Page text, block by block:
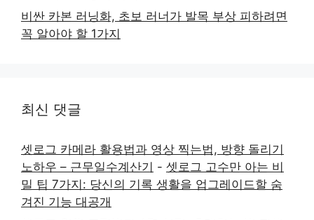
비싼 카본 러닝화, 초보 러너가 발목 부상 피하려면
꼭 알아야 할 1가지
최신 댓글
셋로그 카메라 활용법과 영상 찍는법, 방향 돌리기
노하우 – 근무일수계산기 - 셋로그 고수만 아는 비
밀 팁 7가지: 당신의 기록 생활을 업그레이드할 숨
겨진 기능 대공개